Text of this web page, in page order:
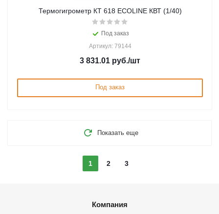
Термогигрометр КТ 618 ECOLINE КВТ (1/40)
Под заказ
Артикул: 79144
3 831.01 руб./шт
Под заказ
Показать еще
1 2 3
Компания